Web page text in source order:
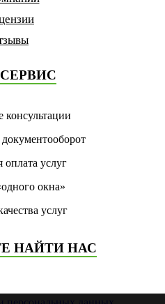
консультации
оплата услуг
окна»
услуг
НАЙТИ НАС